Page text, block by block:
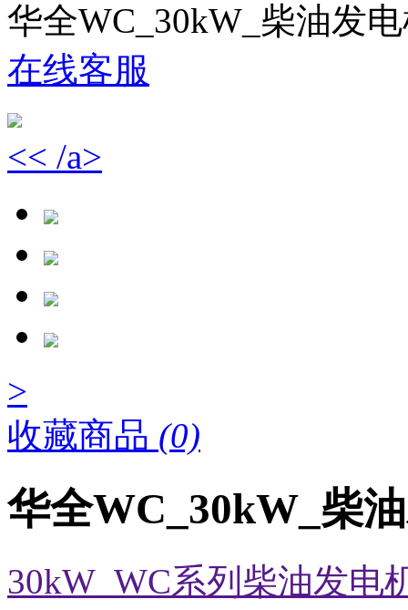
华全WC_30kW_柴油发
在线客服
<< /a>
>
收藏商品 (0)
华全WC_30kW_柴
30kW_WC系列柴油发电